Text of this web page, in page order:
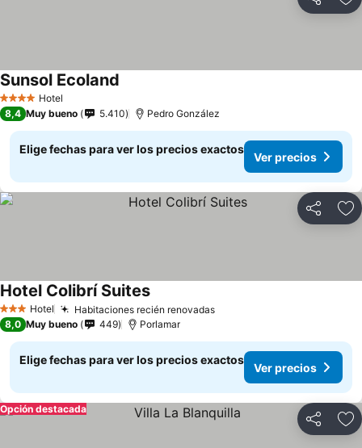
Compartir
4 EstrellasHotel
Sunsol Ecoland
8,4 Muy bueno 5.410 Pedro González
Elige fechas para ver los precios exactos
Ver precios
Compartir
3 Estrellas
Hotel Habitaciones recién renovadas
Hotel Colibrí Suites
8,0 Muy bueno 449 Porlamar
Elige fechas para ver los precios exactos
Ver precios
Compartir
Opción destacada